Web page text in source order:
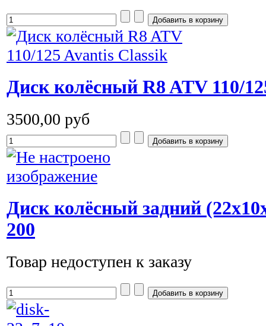
Диск колёсный R8 ATV 110/
3500,00 руб
Диск колёсный задний
200
Товар недоступен к заказу